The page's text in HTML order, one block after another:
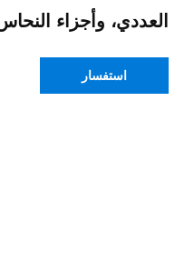
العددي، وأجزاء
استفسار